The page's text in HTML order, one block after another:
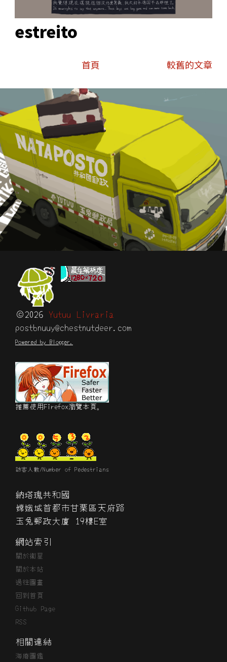
estreito
較舊的文章
首頁
©2026 Yutuu Livraria
postbnuuy@chestnutdeer.com
Powered by Blogger.
推薦使用Firefox瀏覽本頁。
訪客人數/Number of Pedestrians
納塔瑰共和國
嫦娥城首都市甘栗區天府路
玉兔郵政大廈 19樓E室
網站索引
關於衞星
關於本站
過往圖畫
回到首頁
Github Page
RSS
相關連結
海廢圖鑑